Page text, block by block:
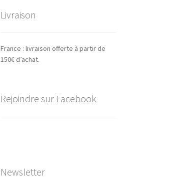
Livraison
France : livraison offerte à partir de
150€ d’achat.
Rejoindre sur Facebook
Newsletter